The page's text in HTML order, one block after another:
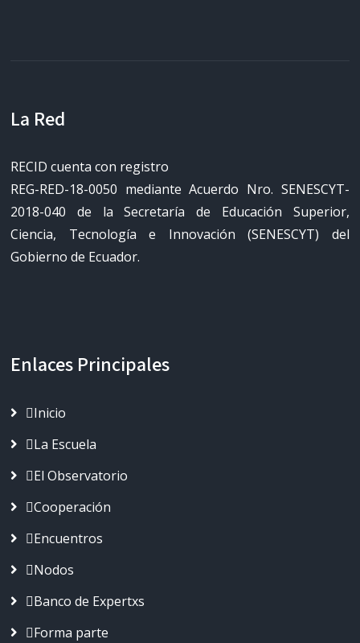
La Red
RECID cuenta con registro
REG-RED-18-0050 mediante Acuerdo Nro. SENESCYT-
2018-040 de la Secretaría de Educación Superior,
Ciencia, Tecnología e Innovación (SENESCYT) del
Gobierno de Ecuador.
Enlaces Principales
Inicio
La Escuela
El Observatorio
Cooperación
Encuentros
Nodos
Banco de Expertxs
Forma parte